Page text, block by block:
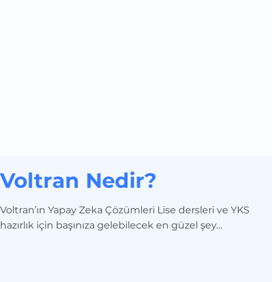
Voltran Nedir?
Voltran’ın Yapay Zeka Çözümleri Lise dersleri ve YKS
hazırlık için başınıza gelebilecek en güzel şey…